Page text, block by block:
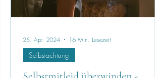
Selbstachtung
25. Apr. 2024 16 Min. Lesezeit